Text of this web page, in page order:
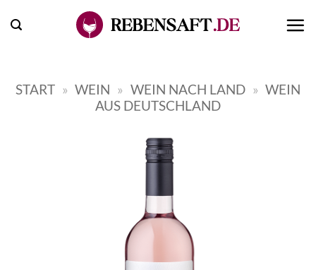
Inhalt
START » WEIN » WEIN NACH LAND » WEIN
AUS DEUTSCHLAND